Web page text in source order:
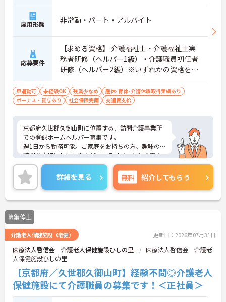
雇用形態 非常勤・パート・アルバイト
応募要件
【求める資格】 介護福祉士・介護福祉士実
務者研修（ヘルパー1級）・介護職員初任者
研修（ヘルパー2級）※いずれかの資格を所
持で可 ※訪問介護活動の経験あれば尚可
車通勤可 未経験OK 残業少なめ
産休･育休･介護休暇取得実績あり
ボーナス・賞与あり
社会保険完備 交通費支給
京都府久世郡久御山町に位置する、訪問介護事業所
での登録ホームヘルパー募集です。
週1日から勤務可能。ご家庭をお持ちの方、趣味の
時間を大切にしたい方など、プライベートとの両立
を重視する方も安心です。
駐車場が完備されていて、マイカー通勤が可能なた
め、通勤に便利です。
ご興味ある方には、面接対策ポイントなど、さらに
詳細をお話しいたしますのでお気軽にご相談くださ
い。
詳細を見る 無料 紹介してもらう
募集停止
介護老人保健施設（老健） 更新日：2026年07月31日
医療法人啓信会 介護老人保健施設ひしの里
医療法人啓信会 介護老
人保健施設ひしの里
【京都府／久世郡久御山町】経験不問◎介護老人
保健施設にて介護職員の募集です！＜正社員＞